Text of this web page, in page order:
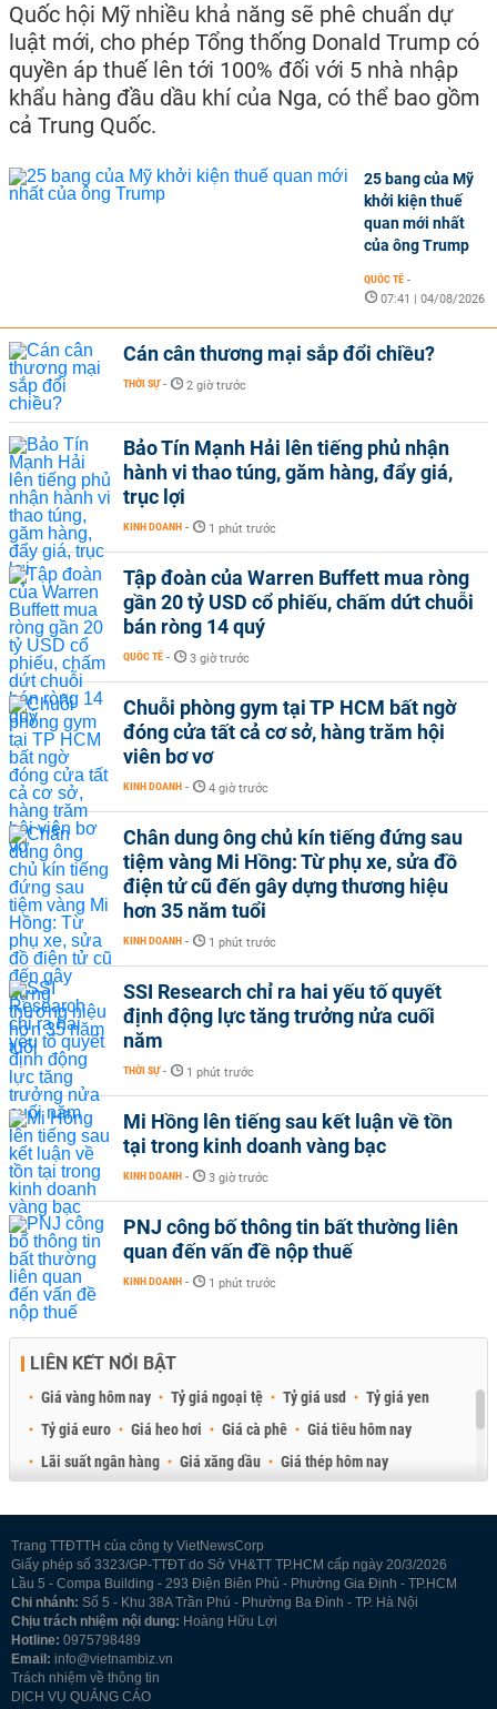
Quốc hội Mỹ nhiều khả năng sẽ phê chuẩn dự
luật mới, cho phép Tổng thống Donald Trump có
quyền áp thuế lên tới 100% đối với 5 nhà nhập
khẩu hàng đầu dầu khí của Nga, có thể bao gồm
cả Trung Quốc.
25 bang của Mỹ
khởi kiện thuế
quan mới nhất
của ông Trump
QUỐC TẾ -
07:41 | 04/08/2026
Cán cân thương mại sắp đổi chiều?
THỜI SỰ - 2 giờ trước
Bảo Tín Mạnh Hải lên tiếng phủ nhận
hành vi thao túng, găm hàng, đẩy giá,
trục lợi
KINH DOANH - 1 phút trước
Tập đoàn của Warren Buffett mua ròng
gần 20 tỷ USD cổ phiếu, chấm dứt chuỗi
bán ròng 14 quý
QUỐC TẾ - 3 giờ trước
Chuỗi phòng gym tại TP HCM bất ngờ
đóng cửa tất cả cơ sở, hàng trăm hội
viên bơ vơ
KINH DOANH - 4 giờ trước
Chân dung ông chủ kín tiếng đứng sau
tiệm vàng Mi Hồng: Từ phụ xe, sửa đồ
điện tử cũ đến gây dựng thương hiệu
hơn 35 năm tuổi
KINH DOANH - 1 phút trước
SSI Research chỉ ra hai yếu tố quyết
định động lực tăng trưởng nửa cuối
năm
THỜI SỰ - 1 phút trước
Mi Hồng lên tiếng sau kết luận về tồn
tại trong kinh doanh vàng bạc
KINH DOANH - 3 giờ trước
PNJ công bố thông tin bất thường liên
quan đến vấn đề nộp thuế
KINH DOANH - 1 phút trước
LIÊN KẾT NỔI BẬT
Giá vàng hôm nay Tỷ giá ngoại tệ Tỷ giá usd
Tỷ giá yen
Tỷ giá euro
Giá heo hơi Giá cà phê
Giá tiêu hôm nay
Lãi suất ngân hàng
Giá xăng dầu
Giá thép hôm nay
Trang TTĐTTH của công ty VietNewsCorp
Giấy phép số 3323/GP-TTĐT do Sở VH&TT TP.HCM cấp ngày 20/3/2026
Lầu 5 - Compa Building - 293 Điện Biên Phủ - Phường Gia Định - TP.HCM
Chi nhánh: Số 5 - Khu 38A Trần Phú - Phường Ba Đình - TP. Hà Nội
Chịu trách nhiệm nội dung: Hoàng Hữu Lợi
Hotline: 0975798489
Email: info@vietnambiz.vn
Trách nhiệm về thông tin
DỊCH VỤ QUẢNG CÁO